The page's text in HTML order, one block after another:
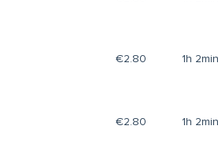
€2.80 1h
€2.80 1h